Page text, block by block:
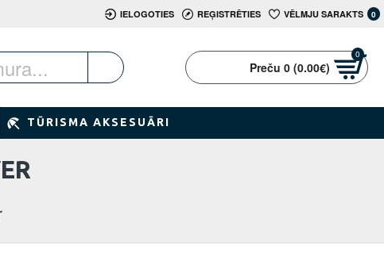
IELOGOTIES REĢISTRĒTIES VĒLMJU SARAKTS 0
Preču 0 (0.00€)
0
TŪRISMA AKSESUĀRI